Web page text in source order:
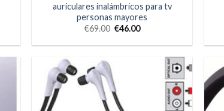
auriculares inalámbricos para tv
personas mayores
€69.00 €46.00